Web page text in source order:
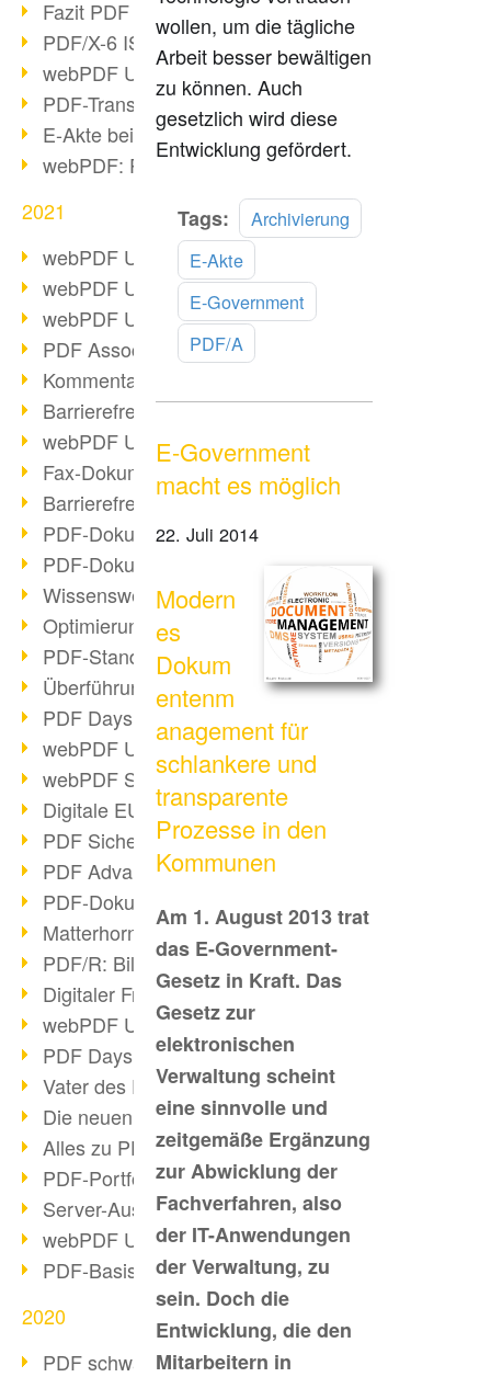
Fazit PDF Days 2021
PDF/X-6 ISO-Norm
webPDF Update 8.0.0.2393
PDF-Transparenz beim PDF-Format
E-Akte bei Behörden
webPDF: PDF-Anhänge verwalten
2021
webPDF Update 8.0.0.2376
webPDF Update 8.0.0.2374
webPDF Update 8.0.0.2372
PDF Association 2021 Entwicklungen
Kommentare im PDF einfügen
Barrierefreie PDF-Dokumente (3/3)
webPDF Update 8.0.0.2338
Fax-Dokumente in Workflow
Barrierefreie PDF-Dokumente (2/3)
PDF-Dokumente mit OCR optimieren
PDF-Dokumente barrierefrei?
Wissenswertes über E-Signatur
Optimierung des PDF-Formats
PDF-Standards im Überblick
Überführung PDF/A in Archivsystem
PDF Days Europe 2021
webPDF Update 8.0.0.2282
webPDF Statistik-Auswertungen
Digitale EU COVID-Zertifikate
PDF Sicherheitseinstellungen
PDF Advanced Electronic Signature
PDF-Dokumente neu organisieren
Matterhorn Protokoll 1.1 verfügbar
PDF/R: Bildformat der Zukunft
Digitaler Freigabeprozess
webPDF Update 8.0.0.2255
PDF Days Europe 2021
Vater des PDF gestorben
Die neuen PDF Standards 2020
Alles zu PDF/A-4
PDF-Portfolio erstellen
Server-Auslastung Status-Seite
webPDF Update 8.0.0.2229
PDF-Basisdatenpflege mit webPDF
2020
PDF schwärzen & bereinigen
wollen, um die tägliche
Arbeit besser bewältigen
zu können. Auch
gesetzlich wird diese
Entwicklung gefördert.
Tags:
Archivierung
E-Akte
E-Government
PDF/A
E-Government
macht es möglich
22. Juli 2014
Modern
es
Dokum
entenm
anagement für
schlankere und
transparente
Prozesse in den
Kommunen
Am 1. August 2013 trat
das E-Government-
Gesetz in Kraft. Das
Gesetz zur
elektronischen
Verwaltung scheint
eine sinnvolle und
zeitgemäße Ergänzung
zur Abwicklung der
Fachverfahren, also
der IT-Anwendungen
der Verwaltung, zu
sein. Doch die
Entwicklung, die den
Mitarbeitern in